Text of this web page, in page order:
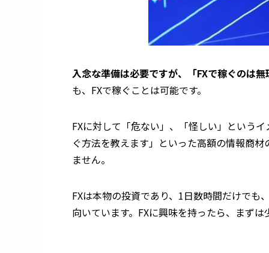
入念な準備は必要ですが、「FXで稼ぐのは
も、FXで稼ぐことは可能です。
FXに対して「危ない」、「怪しい」という
ぐ方法を教えます」といった高額の情報商
ません。
FXは本物の投資であり、1日数時間だけで
向いています。FXに興味を持ったら、まず